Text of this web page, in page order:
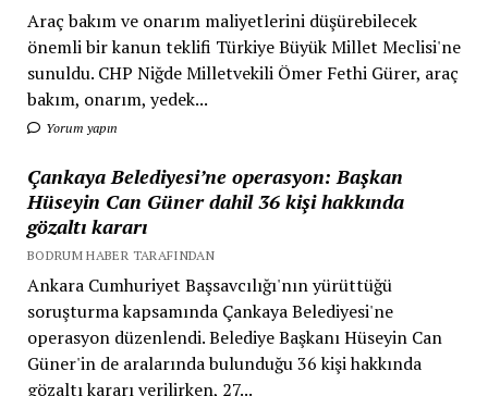
Araç bakım ve onarım maliyetlerini düşürebilecek
önemli bir kanun teklifi Türkiye Büyük Millet Meclisi'ne
sunuldu. CHP Niğde Milletvekili Ömer Fethi Gürer, araç
bakım, onarım, yedek...
Yorum yapın
Çankaya Belediyesi’ne operasyon: Başkan
Hüseyin Can Güner dahil 36 kişi hakkında
gözaltı kararı
BODRUM HABER TARAFINDAN
Ankara Cumhuriyet Başsavcılığı'nın yürüttüğü
soruşturma kapsamında Çankaya Belediyesi'ne
operasyon düzenlendi. Belediye Başkanı Hüseyin Can
Güner'in de aralarında bulunduğu 36 kişi hakkında
gözaltı kararı verilirken, 27...